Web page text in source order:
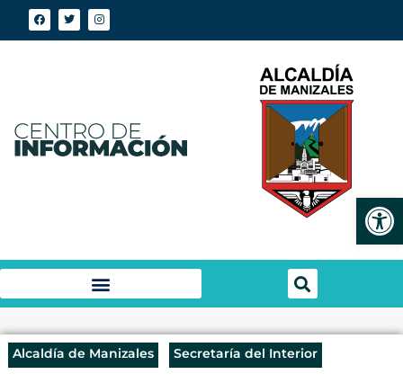
Alcaldía de Manizales Secretaría del Interior